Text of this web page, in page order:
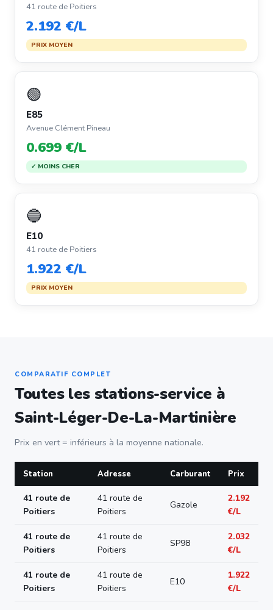
41 route de Poitiers
2.192 €/L
PRIX MOYEN
🟢
E85
Avenue Clément Pineau
0.699 €/L
✓ MOINS CHER
🔵
E10
41 route de Poitiers
1.922 €/L
PRIX MOYEN
COMPARATIF COMPLET
Toutes les stations-service à
Saint-Léger-De-La-Martinière
Prix en vert = inférieurs à la moyenne nationale.
Station Adresse Carburant Prix
41 route de
Poitiers
41 route de
Poitiers
Gazole
2.192
€/L
41 route de
Poitiers
41 route de
Poitiers
SP98
2.032
€/L
41 route de
Poitiers
41 route de
Poitiers
E10
1.922
€/L